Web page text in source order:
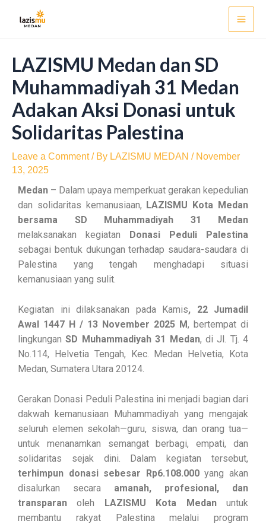
LAZISMU Medan dan SD
Muhammadiyah 31 Medan
Adakan Aksi Donasi untuk
Solidaritas Palestina
Leave a Comment / By LAZISMU MEDAN / November
13, 2025
Medan – Dalam upaya memperkuat gerakan kepedulian
dan solidaritas kemanusiaan, LAZISMU Kota Medan
bersama SD Muhammadiyah 31 Medan
melaksanakan kegiatan
Donasi Peduli Palestina
sebagai bentuk dukungan terhadap saudara-saudara di
Palestina yang tengah menghadapi situasi
kemanusiaan yang sulit.
Kegiatan ini dilaksanakan pada Kamis, 22 Jumadil
Awal 1447 H / 13 November 2025 M, bertempat di
lingkunganSD Muhammadiyah 31 Medan, di Jl. Tj. 4
No.114, Helvetia Tengah, Kec. Medan Helvetia, Kota
Medan, Sumatera Utara 20124.
Gerakan Donasi Peduli Palestina ini menjadi bagian dari
dakwah kemanusiaan Muhammadiyah yang mengajak
seluruh elemen sekolah—guru, siswa, dan orang tua—
untuk menanamkan semangat berbagi, empati, dan
solidaritas sejak dini. Dalam kegiatan tersebut,
terhimpun donasi sebesar Rp6.108.000yang akan
disalurkan secara amanah, profesional, dan
transparan oleh LAZISMU Kota Medanuntuk
membantu rakyat Palestina melalui program
navigation